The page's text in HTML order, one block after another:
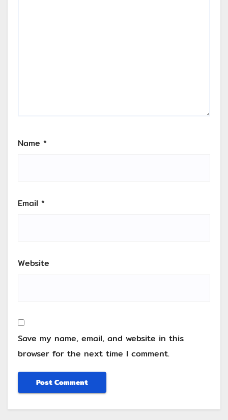
Name *
Email *
Website
Save my name, email, and website in this
browser for the next time I comment.